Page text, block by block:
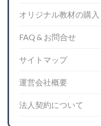
オリジナル教材の購入
FAQ & お問合せ
サイトマップ
運営会社概要
法人契約について